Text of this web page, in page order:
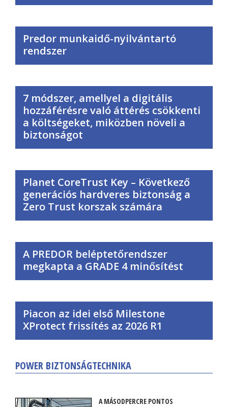
Predor munkaidő-nyilvántartó
rendszer
7 módszer, amellyel a digitális
hozzáférésre való áttérés csökkenti
a költségeket, miközben növeli a
biztonságot
Planet CoreTrust Key – Következő
generációs hardveres biztonság a
Zero Trust korszak számára
A PREDOR beléptetőrendszer
megkapta a GRADE 4 minősítést
Piacon az idei első Milestone
XProtect frissítés az 2026 R1
POWER BIZTONSÁGTECHNIKA
A MÁSODPERCRE PONTOS